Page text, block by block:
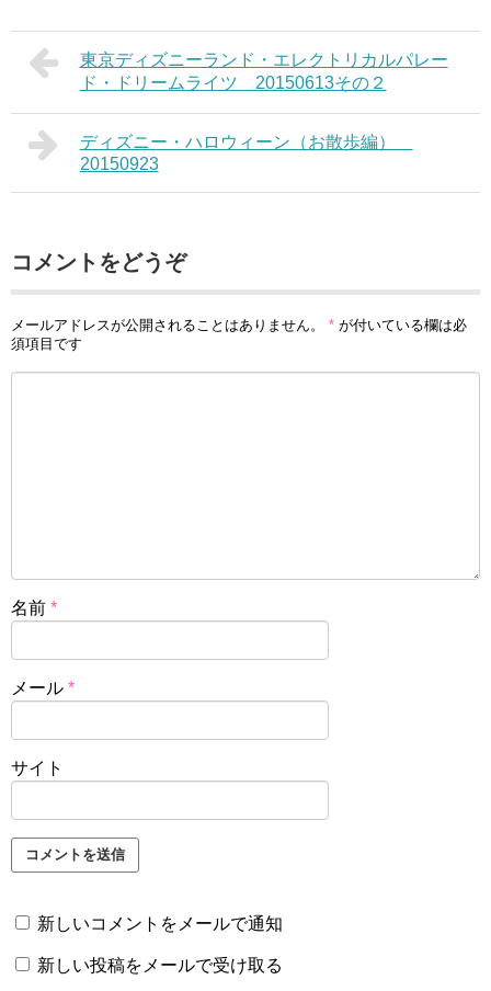
東京ディズニーランド・エレクトリカルパレー
ド・ドリームライツ 20150613その２
ディズニー・ハロウィーン（お散歩編）
20150923
コメントをどうぞ
メールアドレスが公開されることはありません。 * が付いている欄は必
須項目です
名前 *
メール *
サイト
新しいコメントをメールで通知
新しい投稿をメールで受け取る